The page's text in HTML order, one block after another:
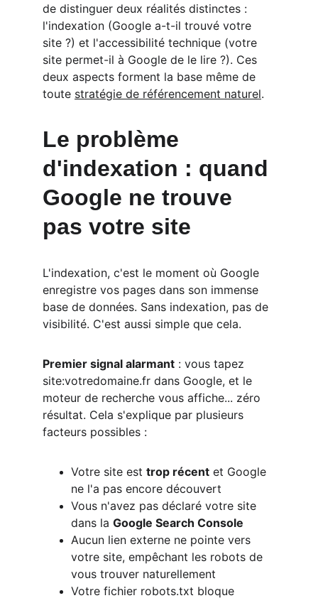
de distinguer deux réalités distinctes :
l'indexation (Google a-t-il trouvé votre
site ?) et l'accessibilité technique (votre
site permet-il à Google de le lire ?). Ces
deux aspects forment la base même de
toute stratégie de référencement naturel.
Le problème
d'indexation : quand
Google ne trouve
pas votre site
L'indexation, c'est le moment où Google
enregistre vos pages dans son immense
base de données. Sans indexation, pas de
visibilité. C'est aussi simple que cela.
Premier signal alarmant : vous tapez
site:votredomaine.fr dans Google, et le
moteur de recherche vous affiche... zéro
résultat. Cela s'explique par plusieurs
facteurs possibles :
Votre site est trop récent et Google
ne l'a pas encore découvert
Vous n'avez pas déclaré votre site
dans la Google Search Console
Aucun lien externe ne pointe vers
votre site, empêchant les robots de
vous trouver naturellement
Votre fichier robots.txt bloque